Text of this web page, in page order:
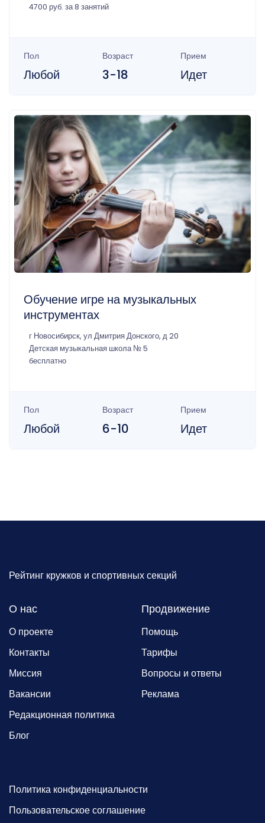
4700 руб. за 8 занятий
Пол
Любой
Возраст
3-18
Прием
Идет
Обучение игре на музыкальных
инструментах
г Новосибирск, ул Дмитрия Донского, д 20
Детская музыкальная школа № 5
бесплатно
Пол
Любой
Возраст
6-10
Прием
Идет
Рейтинг кружков и спортивных секций
О нас
О проекте
Контакты
Миссия
Вакансии
Редакционная политика
Блог
Продвижение
Помощь
Тарифы
Вопросы и ответы
Реклама
Политика конфиденциальности
Пользовательское соглашение